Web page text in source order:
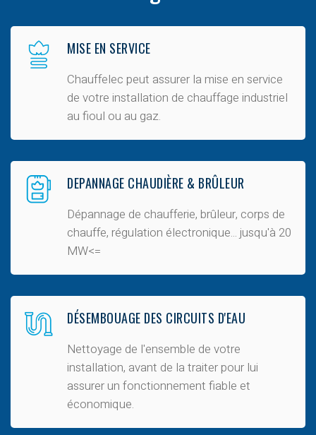
MISE EN SERVICE
Chauffelec peut assurer la mise en service
de votre installation de chauffage industriel
au fioul ou au gaz.
DEPANNAGE CHAUDIÈRE & BRÛLEUR
Dépannage de chaufferie, brûleur, corps de
chauffe, régulation électronique... jusqu'à 20
MW<=
DÉSEMBOUAGE DES CIRCUITS D'EAU
Nettoyage de l'ensemble de votre
installation, avant de la traiter pour lui
assurer un fonctionnement fiable et
économique.